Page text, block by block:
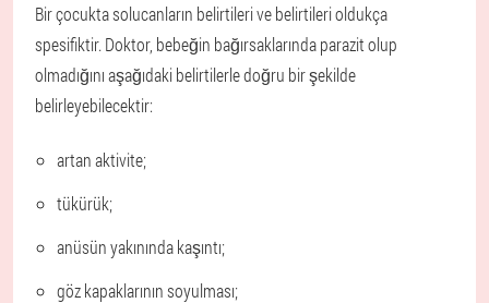
Bir çocukta solucanların belirtileri ve belirtileri oldukça
spesifiktir. Doktor, bebeğin bağırsaklarında parazit olup
olmadığını aşağıdaki belirtilerle doğru bir şekilde
belirleyebilecektir:
artan aktivite;
tükürük;
anüsün yakınında kaşıntı;
göz kapaklarının soyulması;